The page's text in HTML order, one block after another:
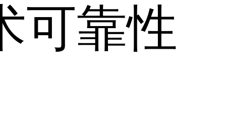
可靠性